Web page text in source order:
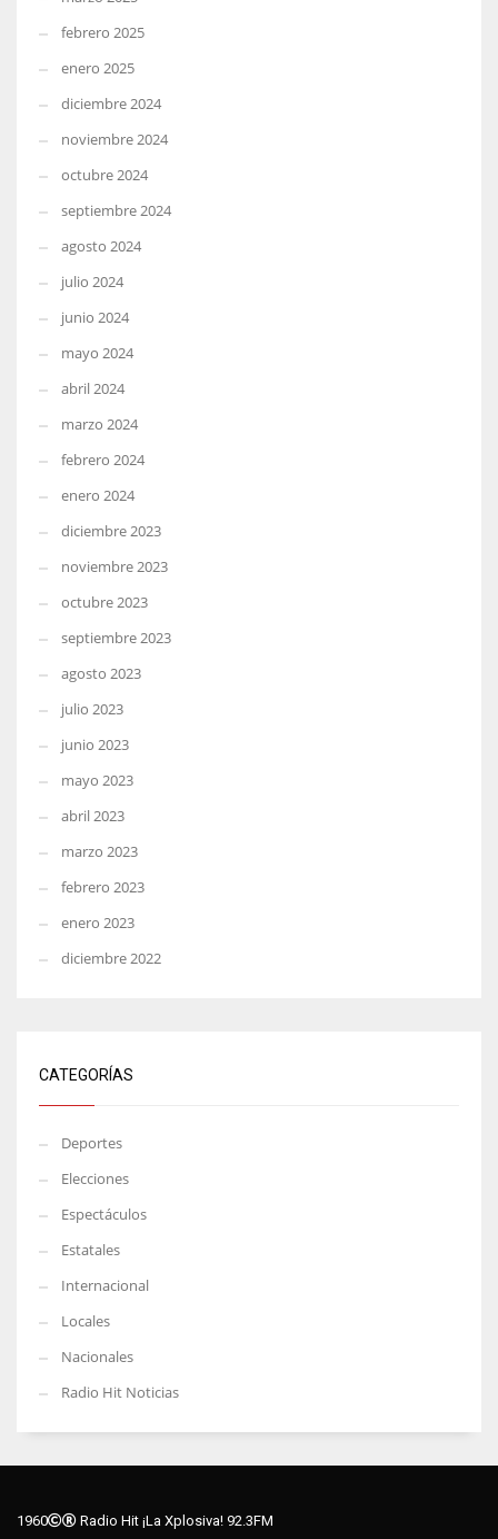
febrero 2025
enero 2025
diciembre 2024
noviembre 2024
octubre 2024
septiembre 2024
agosto 2024
julio 2024
junio 2024
mayo 2024
abril 2024
marzo 2024
febrero 2024
enero 2024
diciembre 2023
noviembre 2023
octubre 2023
septiembre 2023
agosto 2023
julio 2023
junio 2023
mayo 2023
abril 2023
marzo 2023
febrero 2023
enero 2023
diciembre 2022
CATEGORÍAS
Deportes
Elecciones
Espectáculos
Estatales
Internacional
Locales
Nacionales
Radio Hit Noticias
1960
Radio Hit ¡La Xplosiva! 92.3FM